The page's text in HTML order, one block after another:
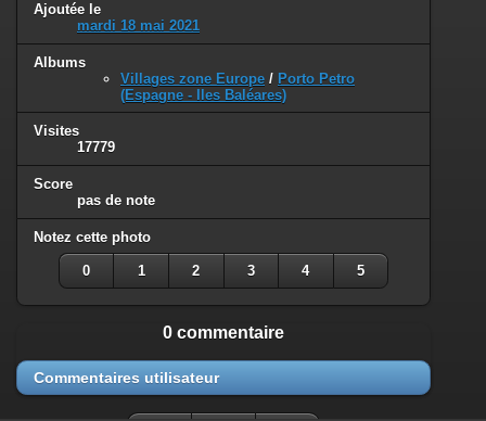
Ajoutée le
mardi 18 mai 2021
Albums
Villages zone Europe / Porto Petro
(Espagne - Iles Baléares)
Visites
17779
Score
pas de note
Notez cette photo
0 1 2 3 4 5
0 commentaire
Commentaires utilisateur